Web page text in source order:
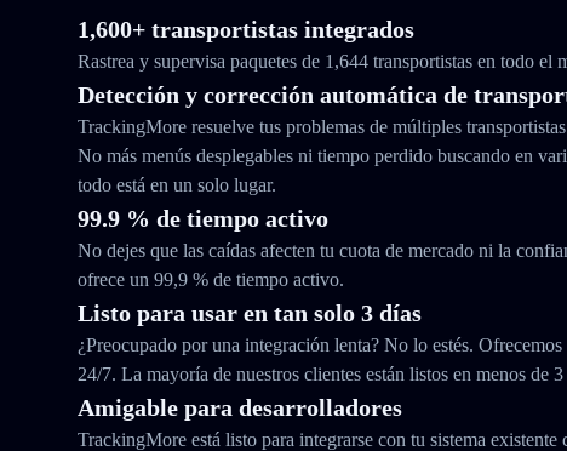
1,600+ transportistas integrados
Rastrea y supervisa paquetes de 1,644 transportistas en todo el
Detección y corrección automática de
TrackingMore resuelve tus problemas de múltiples
No más menús desplegables ni tiempo perdido buscando en
todo está en un solo lugar.
99.9 % de tiempo activo
No dejes que las caídas afecten tu cuota de mercado ni la
ofrece un 99,9 % de tiempo activo.
Listo para usar en tan solo 3 días
¿Preocupado por una integración lenta? No lo estés.
24/7. La mayoría de nuestros clientes están listos en menos de 3
Amigable para desarrolladores
TrackingMore está listo para integrarse con tu sistema